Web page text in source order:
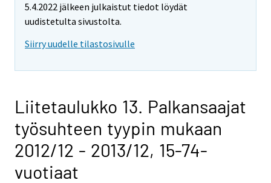
5.4.2022 jälkeen julkaistut tiedot löydät
uudistetulta sivustolta.
Siirry uudelle tilastosivulle
Liitetaulukko 13. Palkansaajat
työsuhteen tyypin mukaan
2012/12 - 2013/12, 15-74-
vuotiaat